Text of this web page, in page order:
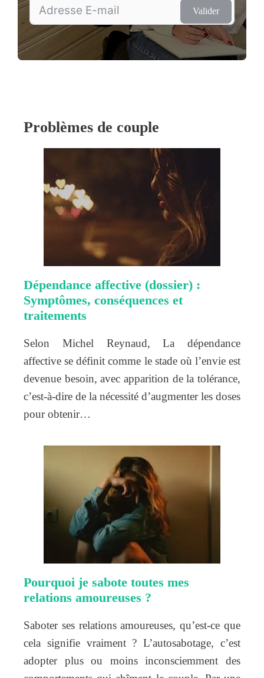
Valider
Problèmes de couple
Dépendance affective (dossier) :
Symptômes, conséquences et
traitements
Selon Michel Reynaud, La dépendance
affective se définit comme le stade où l’envie est
devenue besoin, avec apparition de la tolérance,
c’est-à-dire de la nécessité d’augmenter les doses
pour obtenir…
Pourquoi je sabote toutes mes
relations amoureuses ?
Saboter ses relations amoureuses, qu’est-ce que
cela signifie vraiment ? L’autosabotage, c’est
adopter plus ou moins inconsciemment des